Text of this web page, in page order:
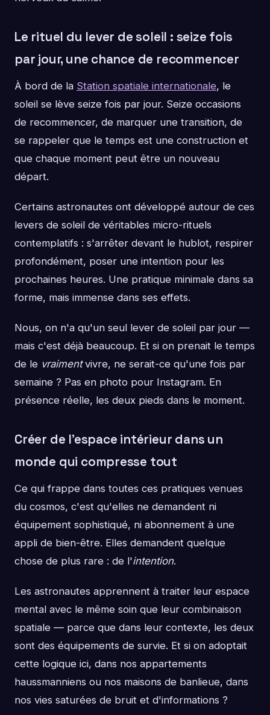
Le rituel du lever de soleil : seize fois
par jour, une chance de recommencer
À bord de la Station spatiale internationale, le
soleil se lève seize fois par jour. Seize occasions
de recommencer, de marquer une transition, de
se rappeler que le temps est une construction et
que chaque moment peut être un nouveau
départ.
Certains astronautes ont développé autour de ces
levers de soleil de véritables micro-rituels
contemplatifs : s'arrêter devant le hublot, respirer
profondément, poser une intention pour les
prochaines heures. Une pratique minimale dans sa
forme, mais immense dans ses effets.
Nous, on n'a qu'un seul lever de soleil par jour —
mais c'est déjà beaucoup. Et si on prenait le temps
de le vraimentvivre, ne serait-ce qu'une fois par
semaine ? Pas en photo pour Instagram. En
présence réelle, les deux pieds dans le moment.
Créer de l'espace intérieur dans un
monde qui compresse tout
Ce qui frappe dans toutes ces pratiques venues
du cosmos, c'est qu'elles ne demandent ni
équipement sophistiqué, ni abonnement à une
appli de bien-être. Elles demandent quelque
chose de plus rare : de l'intention.
Les astronautes apprennent à traiter leur espace
mental avec le même soin que leur combinaison
spatiale — parce que dans leur contexte, les deux
sont des équipements de survie. Et si on adoptait
cette logique ici, dans nos appartements
haussmanniens ou nos maisons de banlieue, dans
nos vies saturées de bruit et d'informations ?